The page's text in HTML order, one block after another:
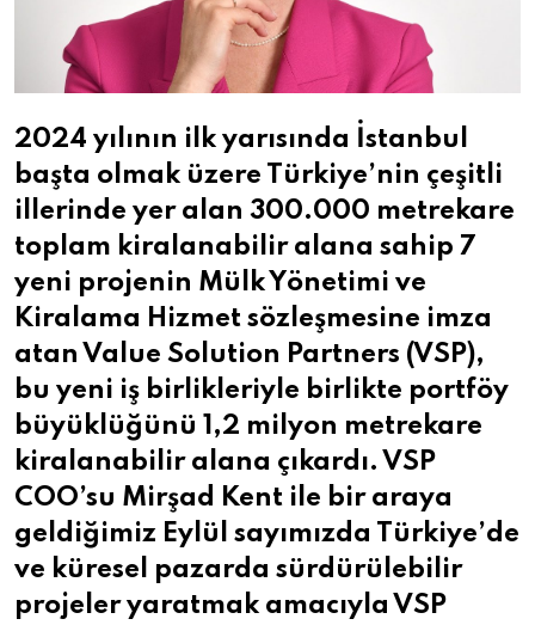
2024 yılının ilk yarısında İstanbul
başta olmak üzere Türkiye’nin çeşitli
illerinde yer alan 300.000 metrekare
toplam kiralanabilir alana sahip 7
yeni projenin Mülk Yönetimi ve
Kiralama Hizmet sözleşmesine imza
atan Value Solution Partners (VSP),
bu yeni iş birlikleriyle birlikte portföy
büyüklüğünü 1,2 milyon metrekare
kiralanabilir alana çıkardı. VSP
COO’su Mirşad Kent ile bir araya
geldiğimiz Eylül sayımızda Türkiye’de
ve küresel pazarda sürdürülebilir
projeler yaratmak amacıyla VSP